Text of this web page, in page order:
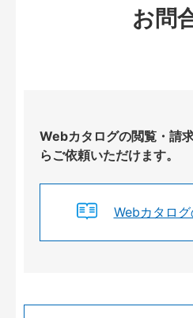
お問
Webカタログの閲覧・請
らご依頼いただけます。
Webカタロ